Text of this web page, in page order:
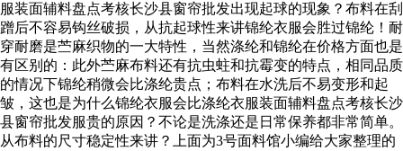
服装面辅料盘点考核长沙县窗帘批发出现起球的现象？布料在刮
蹭后不容易钩丝破损，从抗起球性来讲锦纶衣服会胜过锦纶！耐
穿耐磨是苎麻织物的一大特性，当然涤纶和锦纶在价格方面也是
有区别的：此外苎麻布料还有抗虫蛀和抗霉变的特点，相同品质
的情况下锦纶稍微会比涤纶贵点；布料在水洗后不易变形和起
皱，这也是为什么锦纶衣服会比涤纶衣服装面辅料盘点考核长沙
县窗帘批发服贵的原因？不论是洗涤还是日常保养都非常简单。
从布料的尺寸稳定性来讲？上面为3号面料馆小编给大家整理的